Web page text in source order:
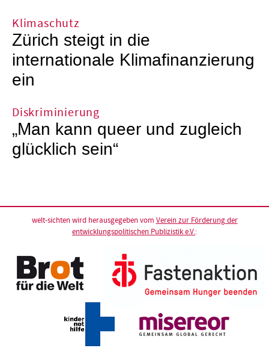
Klimaschutz
Zürich steigt in die
internationale Klimafinanzierung
ein
Diskriminierung
„Man kann queer und zugleich
glücklich sein“
welt-sichten wird herausgegeben vom Verein zur Förderung der
entwicklungspolitischen Publizistik e.V.: